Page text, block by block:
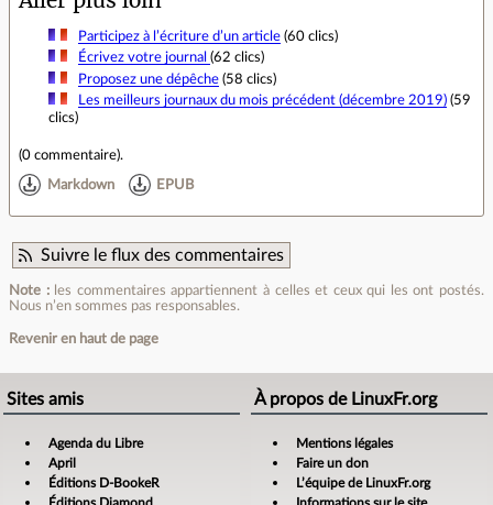
Participez à l’écriture d’un article(60 clics)
Écrivez votre journal (62 clics)
Proposez une dépêche(58 clics)
Les meilleurs journaux du mois précédent (décembre 2019)(59
clics)
(0 commentaire).
Markdown EPUB
Suivre le flux des commentaires
Note :les commentaires appartiennent à celles et ceux qui les ont postés.
Nous n’en sommes pas responsables.
Revenir en haut de page
Sites amis
Agenda du Libre
April
Éditions D-BookeR
À propos de LinuxFr.org
Mentions légales
Faire un don
L’équipe de LinuxFr.org